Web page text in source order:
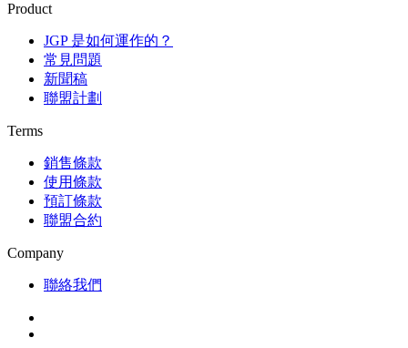
Product
JGP 是如何運作的？
常見問題
新聞稿
聯盟計劃
Terms
銷售條款
使用條款
預訂條款
聯盟合約
Company
聯絡我們